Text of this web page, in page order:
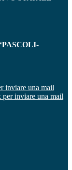
inviare una mail
inviare una mail